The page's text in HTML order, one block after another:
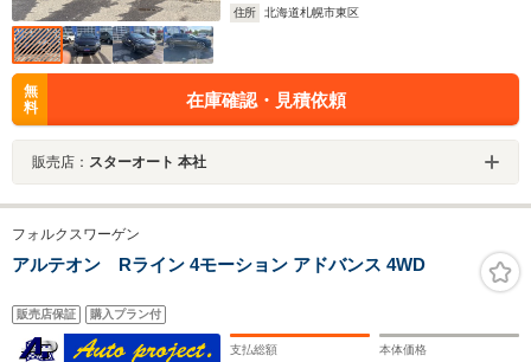
住所 北海道札幌市東区
無
料
在庫確認・見積依頼
販売店： スターオート 本社
フォルクスワーゲン
アルテオン Rライン 4モーション アドバンス 4WD
販売店保証 購入プラン付
支払総額 本体価格